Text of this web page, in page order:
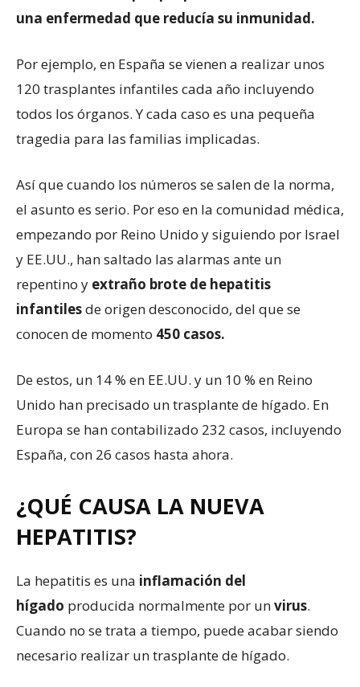
una enfermedad que reducía su inmunidad.
Por ejemplo, en España se vienen a realizar unos
120 trasplantes infantiles cada año incluyendo
todos los órganos. Y cada caso es una pequeña
tragedia para las familias implicadas.
Así que cuando los números se salen de la norma,
el asunto es serio. Por eso en la comunidad médica,
empezando por Reino Unido y siguiendo por Israel
y EE.UU., han saltado las alarmas ante un
repentino y extraño brote de hepatitis
infantilesde origen desconocido, del que se
conocen de momento 450 casos.
De estos, un 14 % en EE.UU. y un 10 % en Reino
Unido han precisado un trasplante de hígado. En
Europa se han contabilizado 232 casos, incluyendo
España, con 26 casos hasta ahora.
¿QUÉ CAUSA LA NUEVA
HEPATITIS?
La hepatitis es una inflamación del
hígado producida normalmente por unvirus.
Cuando no se trata a tiempo, puede acabar siendo
necesario realizar un trasplante de hígado.